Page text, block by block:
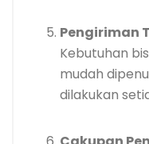
Pengiriman
Kebutuhan
mudah
dilakukan